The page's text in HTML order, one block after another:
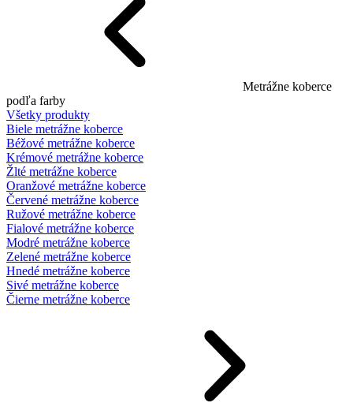
Metrážne koberce
podľa farby
Všetky produkty
Biele metrážne koberce
Béžové metrážne koberce
Krémové metrážne koberce
Žlté metrážne koberce
Oranžové metrážne koberce
Červené metrážne koberce
Ružové metrážne koberce
Fialové metrážne koberce
Modré metrážne koberce
Zelené metrážne koberce
Hnedé metrážne koberce
Sivé metrážne koberce
Čierne metrážne koberce